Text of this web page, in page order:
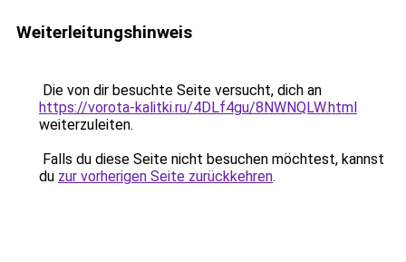
Weiterleitungshinweis
Die von dir besuchte Seite versucht, dich an
https://vorota-kalitki.ru/4DLf4gu/8NWNQLW.html
weiterzuleiten.
Falls du diese Seite nicht besuchen möchtest, kannst
du zur vorherigen Seite zurückkehren.